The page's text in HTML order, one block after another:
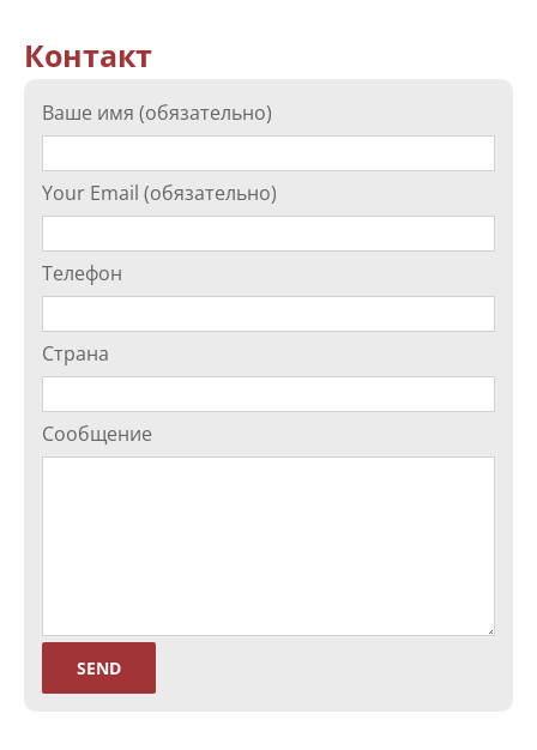
Контакт
Ваше имя (обязательно)
Your Email (обязательно)
Телефон
Страна
Сообщение